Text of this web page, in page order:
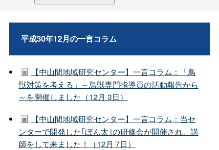
平成30年12月の一言コラム
【中山間地域研究センター】一言コラム：「鳥
獣対策を考える」～鳥獣専門指導員の活動報告から
～を開催しました（12月 3日）
【中山間地域研究センター】一言コラム：当セ
ンターで開発した｢ぽん太｣の研修会が開催され、講
師をして来ました！（12月 7日）